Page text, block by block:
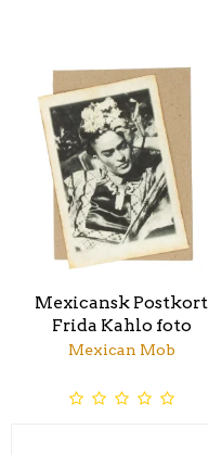
Mexicansk Postkort
Frida Kahlo foto
Mexican Mob